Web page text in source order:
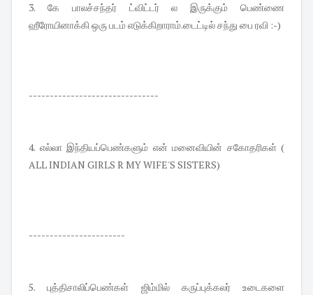
3. கே பாலச்சந்தர் ட்விட்டர் ல இருக்கும் பெண்ணை
ஹீரோயினாக்கி ஒரு படம் எடுக்கிறாராம்.டைட்டில் சந்து பை ரவி :-)
-------------------------------
4. எல்லா இந்தியப்பெண்களும் என் மனைவியின் சகோதரிகள் (
ALL INDIAN GIRLS R MY WIFE'S SISTERS)
-----------------------
5. புத்திசாலிப்பெண்கள் ஜிம்மில் கருப்புக்கலர் உடைகளை